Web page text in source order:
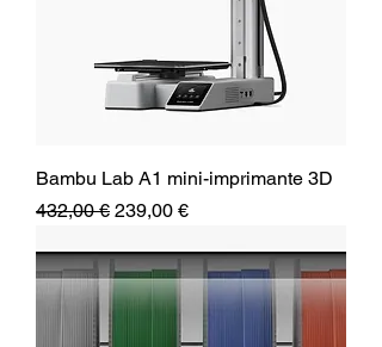
Bambu Lab A1 mini-imprimante 3D
Prix original
432,00 € Prix promotionnel
239,00 €